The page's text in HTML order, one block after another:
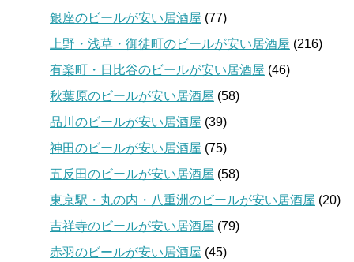
銀座のビールが安い居酒屋 (77)
上野・浅草・御徒町のビールが安い居酒屋 (216)
有楽町・日比谷のビールが安い居酒屋 (46)
秋葉原のビールが安い居酒屋 (58)
品川のビールが安い居酒屋 (39)
神田のビールが安い居酒屋 (75)
五反田のビールが安い居酒屋 (58)
東京駅・丸の内・八重洲のビールが安い居酒屋 (20)
吉祥寺のビールが安い居酒屋 (79)
赤羽のビールが安い居酒屋 (45)